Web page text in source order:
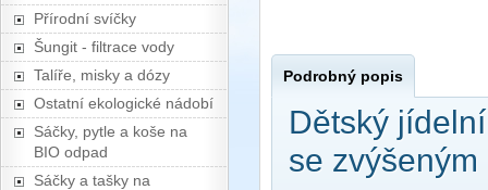
Přírodní svíčky
Šungit - filtrace vody
Talíře, misky a dózy
Ostatní ekologické nádobí
Sáčky, pytle a koše na
BIO odpad
Sáčky a tašky na
Podrobný popis
Dětský
se